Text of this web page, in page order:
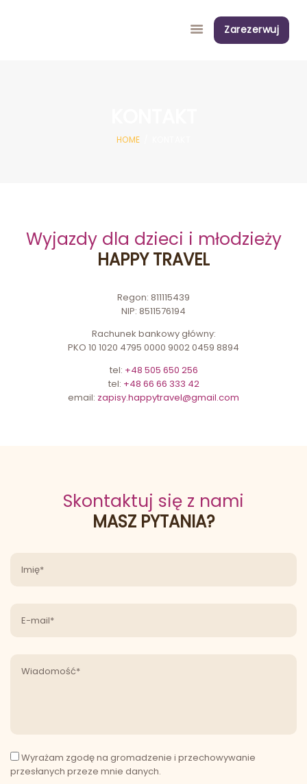
Zarezerwuj
HOME
WIEDZA
KONTAKT
Wyjazdy dla dzieci i młodzieży
HAPPY TRAVEL
Regon: 811115439
NIP: 8511576194
Rachunek bankowy główny:
PKO 10 1020 4795 0000 9002 0459 8894
tel: +48 505 650 256
tel: +48 66 66 333 42
email: zapisy.happytravel@gmail.com
Skontaktuj się z nami
MASZ PYTANIA?
Wyrażam zgodę na gromadzenie i przechowywanie
przesłanych przeze mnie danych.